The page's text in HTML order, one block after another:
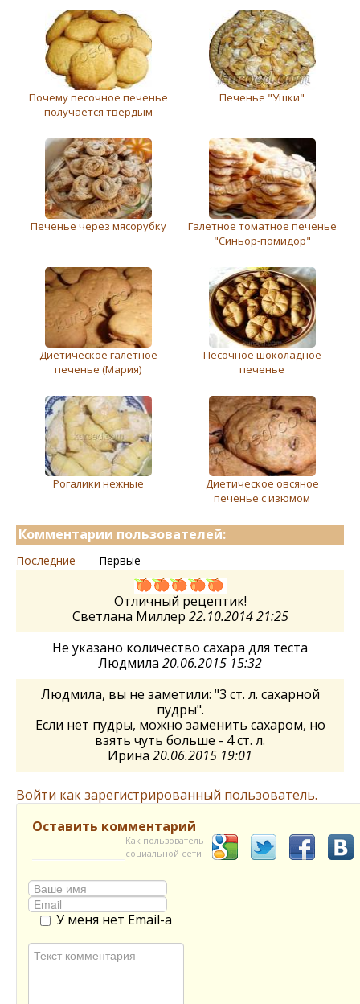
Почему песочное печенье
получается твердым
Печенье "Ушки"
Печенье через мясорубку
Галетное томатное печенье
"Синьор-помидор"
Диетическое галетное
печенье (Мария)
Песочное шоколадное
печенье
Рогалики нежные
Диетическое овсяное
печенье с изюмом
Комментарии пользователей:
Последние Первые
Отличный рецептик!
Светлана Миллер 22.10.2014 21:25
Не указано количество сахара для теста
Людмила 20.06.2015 15:32
Людмила, вы не заметили: "3 ст. л. сахарной
пудры".
Если нет пудры, можно заменить сахаром, но
взять чуть больше - 4 ст. л.
Ирина 20.06.2015 19:01
Войти как зарегистрированный пользователь.
Оставить комментарий
Как пользователь
социальной сети
У меня нет Email-а